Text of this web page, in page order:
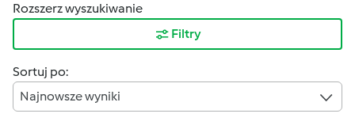
Rozszerz wyszukiwanie
Filtry
Sortuj po:
Najnowsze wyniki